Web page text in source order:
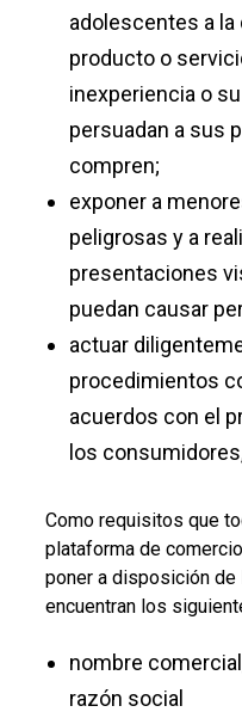
adolescentes a la
producto o
inexperiencia o
persuadan a sus
compren;
exponer a
peligrosas y a
presentaciones
puedan causar
actuar
procedimientos
acuerdos con el
los
Como requisitos que
plataforma de
poner a disposición
encuentran los
nombre
razón social